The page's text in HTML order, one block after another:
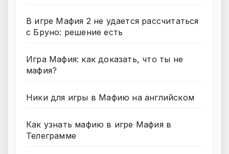
В игре Мафия 2 не удается рассчитаться
с Бруно: решение есть
Игра Мафия: как доказать, что ты не
мафия?
Ники для игры в Мафию на английском
Как узнать мафию в игре Мафия в
Телеграмме